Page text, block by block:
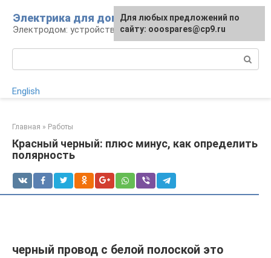
контенту
Электрика для дома
Электродом: устройства, кабели, ремонт
English
Главная » Работы
Красный черный: плюс минус, как определить
полярность
черный провод с белой полоской это
Для любых предложений по
сайту: ooospares@cp9.ru